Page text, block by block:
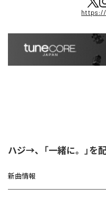
ハジ→、「一緒に。」を
新曲情報